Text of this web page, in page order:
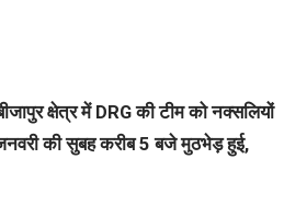
क्षेत्र में DRG की टीम को नक्सलियों
की सुबह करीब 5 बजे मुठभेड़ हुई,